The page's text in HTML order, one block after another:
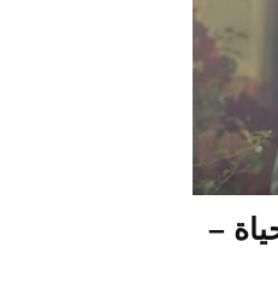
–